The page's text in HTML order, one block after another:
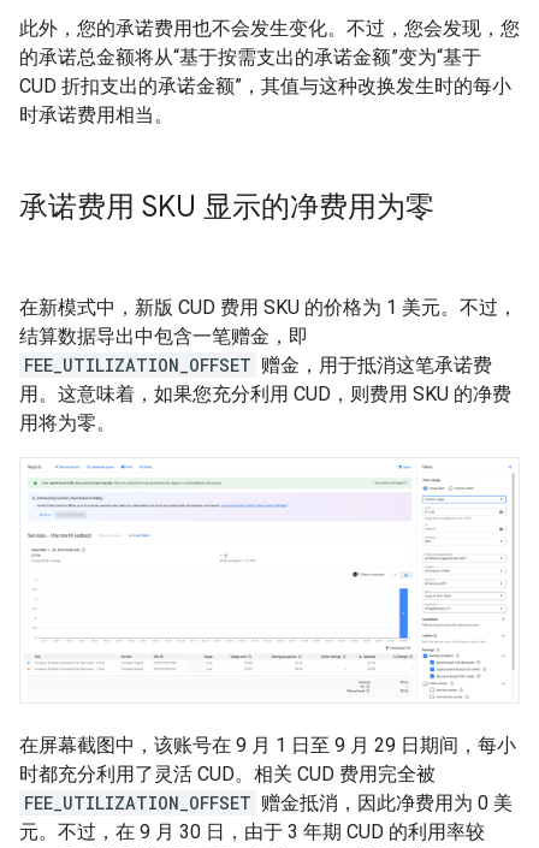
此外，您的承诺费用也不会发生变化。不过，您会发现，您
的承诺总金额将从“基于按需支出的承诺金额”变为“基于
CUD 折扣支出的承诺金额” ，其值与这种改换发生时的每小
时承诺费用相当。
承诺费用 SKU 显示的净费用为零
在新模式中，新版 CUD 费用 SKU 的价格为 1 美元。不过，
结算数据导出中包含一笔赠金，即
FEE_UTILIZATION_OFFSET 赠金，用于抵消这笔承诺费
用。这意味着，如果您充分利用 CUD，则费用 SKU 的净费
用将为零。
在屏幕截图中，该账号在 9 月 1 日至 9 月 29 日期间，每小
时都充分利用了灵活 CUD。相关 CUD 费用完全被
FEE_UTILIZATION_OFFSET 赠金抵消，因此净费用为 0 美
元。不过，在 9 月 30 日，由于 3 年期 CUD 的利用率较